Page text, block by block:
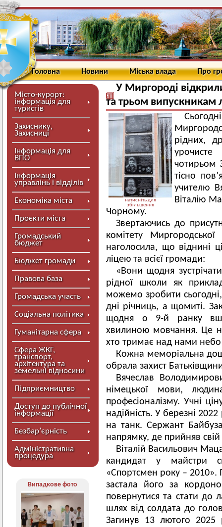
Головна Новини Міська влада Про
Місто-курорт:
інформація для
туристів
Захиснику,
Захисниці
Інформація для
ВПО
Інформація
управлінь і відділів
Економіка міста
Проєкти міста
Громадський
бюджет
Бюджет громади
Правова база
Громадська участь
Соціальна політика
Гуманітарна сфера
Сфера ЖКГ,
транспорт,
архітектура та
земельні відносини
Підприємництво
Доступ до публічної
інформації
Безбар’єрність
Адміністративна
процедура
Випадкове фото
У Миргороді
та трьом випускникам
натисніть для
збільшення
рідних,
чотирьом
тісно
учителю
Віталію
Чорному.
Звертаючись до
комітету
наголосила, що віднині
ліцею та всієї громади:
«Вони щодня
рідної школи як
можемо зробити
дні річниць, а щомиті.
щодня о 9-й ранку
хвилиною мовчання. Це
хто тримає над нами
Кожна меморіальна
обрала захист
Вячеслав
німецької мови,
професіоналізму. Учні
надійність. У березні
на танк. Сержант
напрямку, де прийняв
Віталій Васильович
кандидат у майстри
«Спортсмен року –
застала його за
повернутися та стати
шлях від солдата до
Загинув 13 лютого 2025